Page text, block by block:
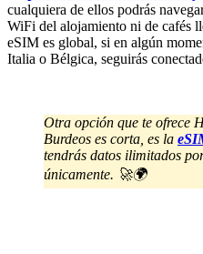
cualquiera de ellos podrás
WiFi del alojamiento ni de cafés
eSIM es global, si en algún
Italia o Bélgica, seguirás
Otra opción que te ofrece
Burdeos es corta, es la
tendrás datos ilimitados
únicamente. 🚀🌍